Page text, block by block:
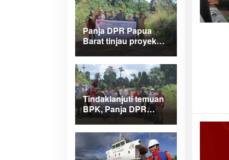
Panja DPR Papua
Barat tinjau proyek
Manokwari Selatan
dan Bintuni
Tindaklanjuti temuan
BPK, Panja DPR
Papua Barat turlap ke
tiga lokasi proyek di
Manokwari